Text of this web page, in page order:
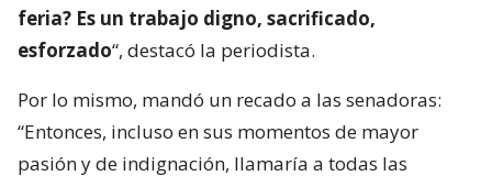
feria? Es un trabajo digno, sacrificado,
esforzado“, destacó la periodista.
Por lo mismo, mandó un recado a las senadoras:
“Entonces, incluso en sus momentos de mayor
pasión y de indignación, llamaría a todas las